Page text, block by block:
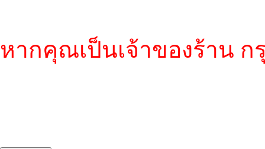
หากคุณเป็นเจ้าของร้าน